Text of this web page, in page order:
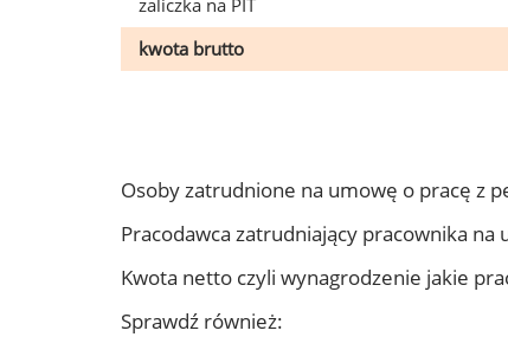
zaliczka na PIT
kwota brutto
Osoby zatrudnione na umowę o pracę z
Pracodawca zatrudniający pracownika
Kwota netto czyli wynagrodzenie jakie
Sprawdź również: